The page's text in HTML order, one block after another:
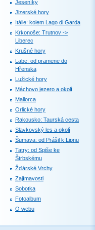
Jeseníky
Jizerské hory
Itálie: kolem Lago di Garda
Krkonoše: Trutnov ->
Liberec
Krušné hory
Labe: od pramene do
Hřenska
Lužické hory
Máchovo jezero a okolí
Mallorca
Orlické hory
Rakousko: Taurská cesta
Slavkovský les a okolí
Šumava: od Prášil k Lipnu
Tatry: od Spiše ke
Štrbskému
Žďárské Vrchy
Zajímavosti
Sobotka
Fotoalbum
O webu